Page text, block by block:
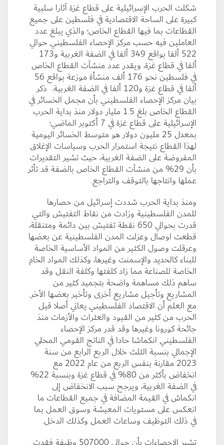
شكلت الحرب الإسرائيلية على قطاع غزة آثارا سلبية
كبيرة على الساحة الاقتصادية في فلسطين على جميع
القطاعات بما فيها القطاع الخاص؛ والذي يبلغ عدد
العاملين فيه حسب مركز الإحصاء الفلسطيني حوالي
522 ألفا بواقع 349 ألفا في الضفة الغربية و173
ألفا في قطاع غزة، ويقدر عدد منشآت القطاع الخاص
في فلسطين نحو 176 ألف منشأة موزعة بواقع 56
ألفا في قطاع غزة و120 ألفا في الضفة الغربية. ذكر
بيان مركز الإحصاء الفلسطيني بأن مجمل الخسائر في
القطاع الخاص بلغ 1.5 مليار دولار منذ بداية الحرب
الإسرائيلية على قطاع غزة في 7 أكتوبر الماضي؛
بمعدل 25 مليون دولار هو متوسط الخسائر اليومية
لهذا القطاع نتيجة استمرار الحرب وسياسات الإغلاق
المفروضة على الضفة الغربية، حيث تشير التقديرات
بأن 29% من منشآت القطاع الخاص بالضفة قد تأثر
عملها وانتاجها بالتوقف والتراجع.
ومنذ بداية الحرب شددت إسرائيل من حصارها
للمدن الفلسطينية وزادت من نقاط التفتيش والتي
قدرت بحوالي 650 نقطة تفتيش بين دائمة ومتنقلة،
قطعت اوصال وعزلت المدن الفلسطينية عن بعضها
وعرقلت وصول الكثير من المواد الأساسية الخاصة
للبناء كالحديد والإسمنت وغيرها، وكذلك المواد الخام
الخاصة للصناعة مما زاد كلفتها وكلفة النقل وقد
ساهم ذلك مساهمة واضحة بتجميد كثير من
المشاريع وتأجيل مشاريع أخرى وتأخير بعضها الأخر.
مع العلم أن الاقتصاد الفلسطيني يعاني أصلا قبل
الحرب من كثير من القيود والعثرات والأزمات منذ
جائحة كورونا وغيرها وقد قدر مركز الإحصاء
الفلسطيني انكماشا حادا في الناتج القومي المحلي
الإجمالي بنسبة الثلث خلال الربع الرابع من سنة
2023 مقارنة بنفس الربع من عام 2022 مع
انخفاض بأكثر من 80% في قطاع غزة وبنسبة 22%
في الضفة الغربية، ويرجح سبب الانخفاض إلى
انكماش في القيمة المضافة في جميع القطاعات ما
انعكس على مستويات المعيشة وسوق العمل بما
في ذلك التوظيف وساعات العمل وكذلك الدخل.